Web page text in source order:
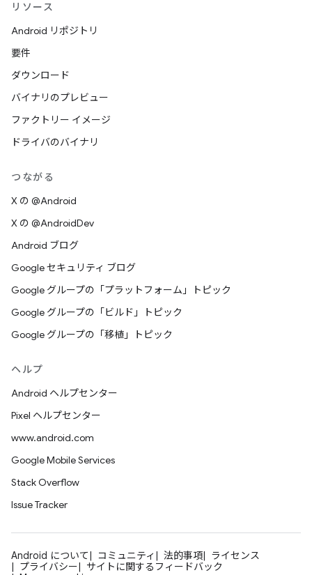
リソース
Android リポジトリ
要件
ダウンロード
バイナリのプレビュー
ファクトリー イメージ
ドライバのバイナリ
つながる
X の @Android
X の @AndroidDev
Android ブログ
Google セキュリティ ブログ
Google グループの「プラットフォーム」トピック
Google グループの「ビルド」トピック
Google グループの「移植」トピック
ヘルプ
Android ヘルプセンター
Pixel ヘルプセンター
www.android.com
Google Mobile Services
Stack Overflow
Issue Tracker
Android について コミュニティ 法的事項
ライセンス
プライバシー
サイトに関するフィードバック